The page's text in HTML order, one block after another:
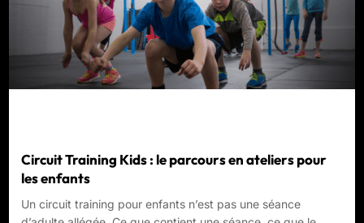
Circuit Training Kids : le parcours en ateliers pour
les enfants
Un circuit training pour enfants n’est pas une séance